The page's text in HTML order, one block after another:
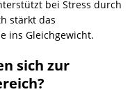
bei Stress durch
stärkt das
ins Gleichgewicht.
sich zur